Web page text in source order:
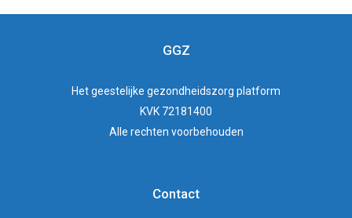
GGZ
Hetgeestelijke gezondheidszorg platform
KVK 72181400
Alle rechten voorbehouden
Contact